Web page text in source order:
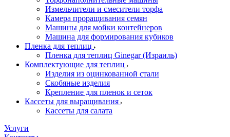
Измельчители и смесители торфа
Камера проращивания семян
Машины для мойки контейнеров
Машина для формирования кубиков
Пленка для теплиц
Пленка для теплиц Ginegar (Израиль)
Комплектующие для теплиц
Изделия из оцинкованной стали
Скобяные изделия
Крепление для пленок и сеток
Кассеты для выращивания
Кассеты для салата
Услуги